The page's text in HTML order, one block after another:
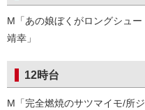
M「あの娘ぼくがロングシュ
靖幸」
12時台
M「完全燃焼のサツマイモ/所ジ